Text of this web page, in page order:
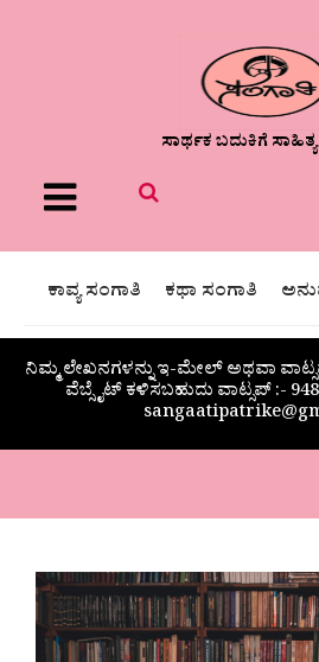
ಸಾರ್ಥಕ ಬದುಕಿಗೆ
Menu
ಕಾವ್ಯ ಸಂಗಾತಿ ಕಥಾ ಸಂಗಾತಿ
ನಿಮ್ಮ ಲೇಖನಗಳನ್ನು ಇ-ಮೇಲ್ ಅಥವಾ
ವೆಬ್ಸೈಟ್ ಕಳಿಸಬಹುದು ವಾಟ್ಸಪ್‌ :-